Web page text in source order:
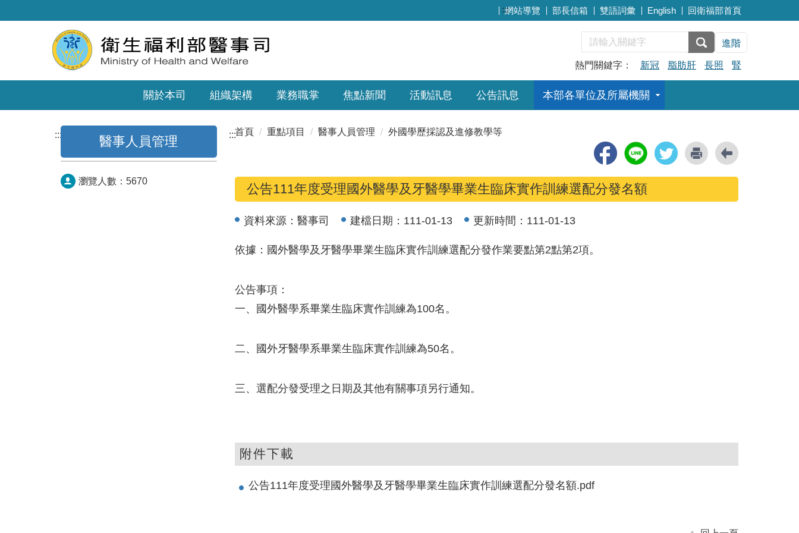
:::網站導覽 部長信箱 雙語詞彙 English 回衛福部首頁
進階
熱門關鍵字： 新冠 脂肪肝 長照 腎
關於本司 組織架構 業務職掌 焦點新聞 活動訊息 公告訊息 本部各單位及所屬機關
::: 醫事人員管理
瀏覽人數： 5670
:::首頁 重點項目 醫事人員管理 外國學歷採認及進修教學等
公告111年度受理國外醫學及牙醫學畢業生臨床實作訓練選配分發名額
資料來源： 醫事司 建檔日期： 111-01-13 更新時間： 111-01-13
依據：國外醫學及牙醫學畢業生臨床實作訓練選配分發作業要點第2點第2項。
公告事項：
一、國外醫學系畢業生臨床實作訓練為100名。
二、國外牙醫學系畢業生臨床實作訓練為50名。
三、選配分發受理之日期及其他有關事項另行通知。
附件下載
公告111年度受理國外醫學及牙醫學畢業生臨床實作訓練選配分發名額.pdf